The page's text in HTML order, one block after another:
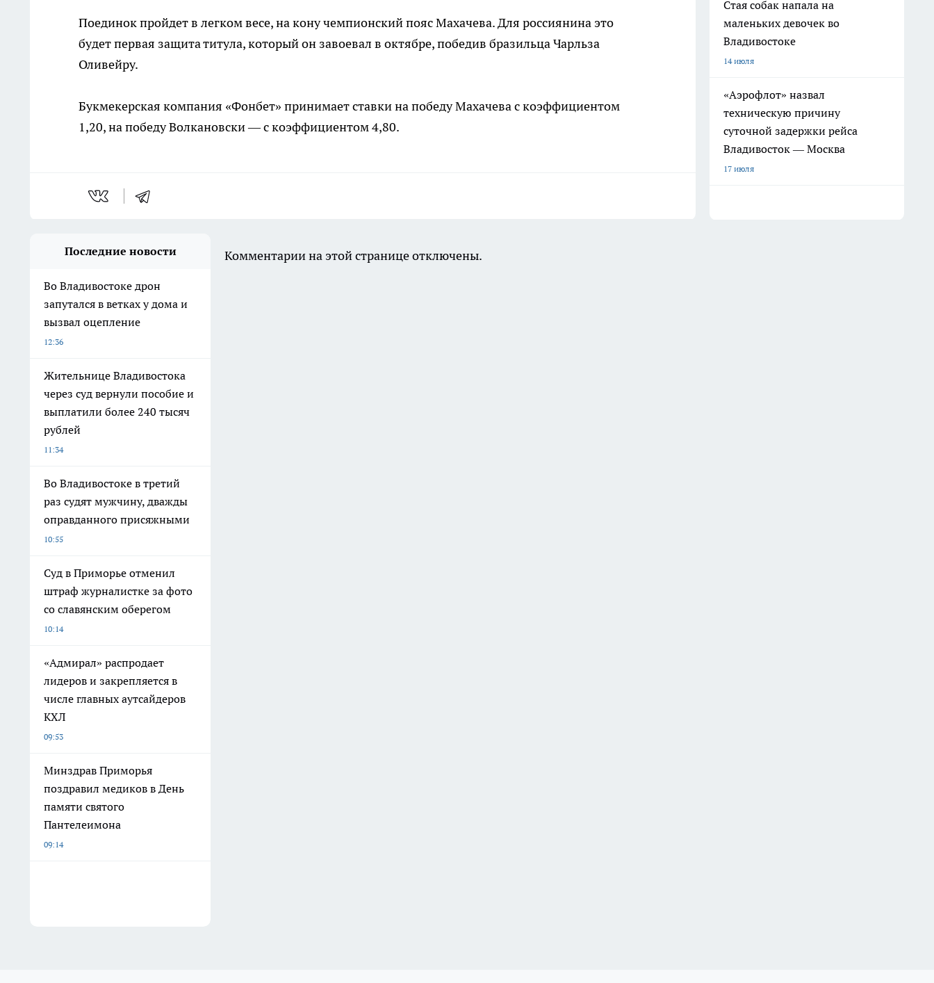
Поединок пройдет в легком весе, на кону чемпионский пояс Махачева. Для россиянина это
будет первая защита титула, который он завоевал в октябре, победив бразильца Чарльза
Оливейру.
Букмекерская компания «Фонбет» принимает ставки на победу Махачева с коэффициентом
1,20, на победу Волкановски — с коэффициентом 4,80.
Стая собак напала на
маленьких девочек во
Владивостоке
14 июля
«Аэрофлот» назвал
техническую причину
суточной задержки рейса
Владивосток — Москва
17 июля
Последние новости
Во Владивостоке дрон
запутался в ветках у дома и
вызвал оцепление
12:36
Жительнице Владивостока
через суд вернули пособие и
выплатили более 240 тысяч
рублей
11:34
Во Владивостоке в третий
раз судят мужчину, дважды
оправданного присяжными
10:55
Суд в Приморье отменил
штраф журналистке за фото
со славянским оберегом
10:14
«Адмирал» распродает
лидеров и закрепляется в
числе главных аутсайдеров
КХЛ
09:53
Минздрав Приморья
поздравил медиков в День
памяти святого
Пантелеимона
09:14
Комментарии на этой странице отключены.